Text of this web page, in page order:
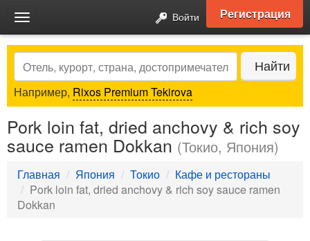
Toggle
navigation
Войти Регистрация
Search Найти
Например, Rixos Premium Tekirova
Pork loin fat, dried anchovy & rich soy
sauce ramen Dokkan (Токио, Япония)
Главная Япония Токио
Кафе и рестораны
Pork loin fat, dried anchovy & rich soy sauce ramen
Dokkan